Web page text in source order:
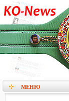
МЕНЮ